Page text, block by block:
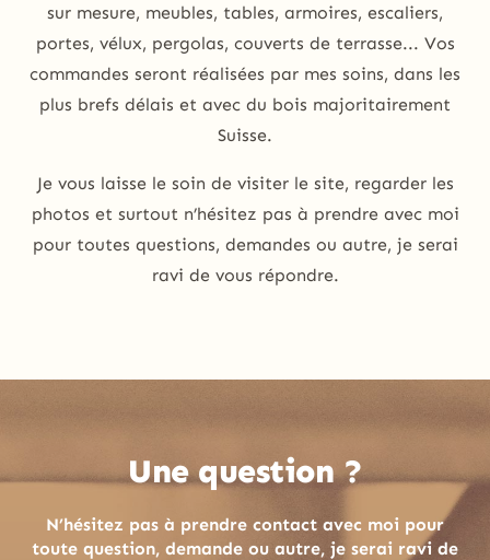
sur mesure, meubles, tables, armoires, escaliers,
portes, vélux, pergolas, couverts de terrasse... Vos
commandes seront réalisées par mes soins, dans les
plus brefs délais et avec du bois majoritairement
Suisse.
Je vous laisse le soin de visiter le site, regarder les
photos et surtout n’hésitez pas à prendre avec moi
pour toutes questions, demandes ou autre, je serai
ravi de vous répondre.
Une question ?
N’hésitez pas à prendre contact avec moi pour
toute question, demande ou autre, je serai ravi de